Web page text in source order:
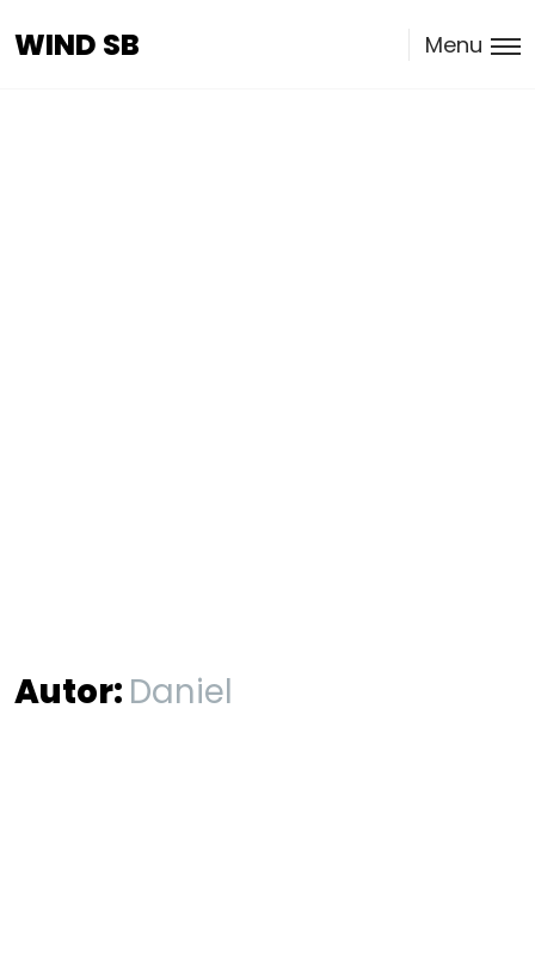
WIND SB
WIND SB Menu
Autor: Daniel